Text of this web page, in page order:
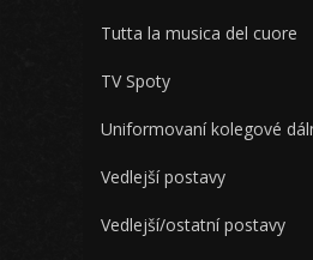
Tutta la musica del cuore
TV Spoty
Uniformovaní kolegové
Vedlejší postavy
Vedlejší/ostatní postavy